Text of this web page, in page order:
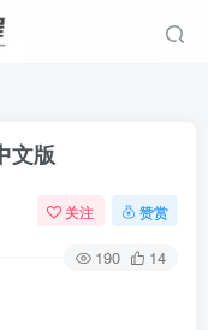
文版
关注 赞赏
190 14